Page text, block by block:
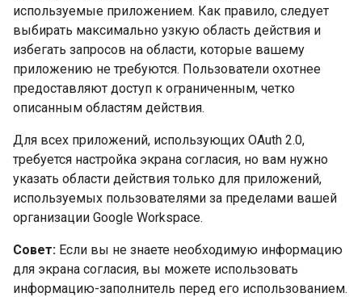
используемые приложением. Как правило, следует
выбирать максимально узкую область действия и
избегать запросов на области, которые вашему
приложению не требуются. Пользователи охотнее
предоставляют доступ к ограниченным, четко
описанным областям действия.
Для всех приложений, использующих OAuth 2.0,
требуется настройка экрана согласия, но вам нужно
указать области действия только для приложений,
используемых пользователями за пределами вашей
организации Google Workspace.
Совет: Если вы не знаете необходимую информацию
для экрана согласия, вы можете использовать
информацию-заполнитель перед его использованием.